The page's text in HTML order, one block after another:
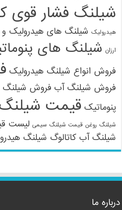
شیلنگ فشار قوی
هیدرولیک شیلنگ های هیدرولیک و
ارزان شیلنگ های
فروش انواع شیلنگ هیدرولیک
فروش شیلنگ آب فروش شیلنگ
پنوماتیک قیمت
شیلنگ روغن قیمت شیلنگ سیمی لیست
شیلنگ آب کاتالوگ شیلنگ
درباره ما